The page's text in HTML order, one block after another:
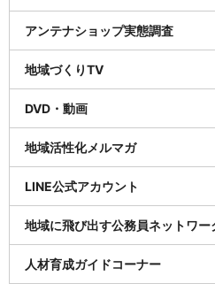
アンテナショップ実態調査
地域づくりTV
DVD・動画
地域活性化メルマガ
LINE公式アカウント
地域に飛び出す公務員ネットワー
人材育成ガイドコーナー